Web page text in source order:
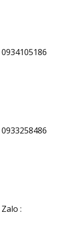
0934105186
0933258486
Zalo :